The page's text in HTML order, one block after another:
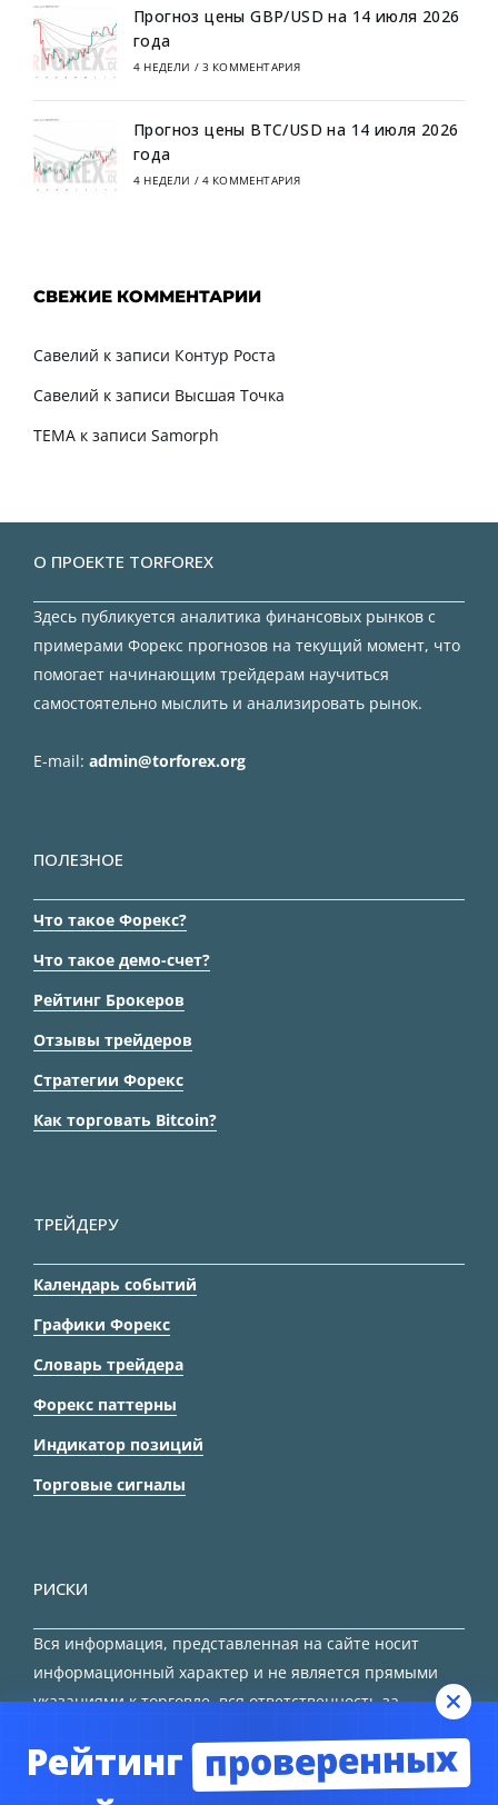
Прогноз цены GBP/USD на 14 июля 2026
года
4 НЕДЕЛИ / 3 КОММЕНТАРИЯ
Прогноз цены BTC/USD на 14 июля 2026
года
4 НЕДЕЛИ / 4 КОММЕНТАРИЯ
СВЕЖИЕ КОММЕНТАРИИ
Савелий к записи Контур Роста
Савелий к записи Высшая Точка
TEMA к записи Samorph
О ПРОЕКТЕ TORFOREX
Здесь публикуется аналитика финансовых рынков с
примерами Форекс прогнозов на текущий момент, что
помогает начинающим трейдерам научиться
самостоятельно мыслить и анализировать рынок.
E-mail: admin@torforex.org
ПОЛЕЗНОЕ
Что такое Форекс?
Что такое демо-счет?
Рейтинг Брокеров
Отзывы трейдеров
Стратегии Форекс
Как торговать Bitcoin?
ТРЕЙДЕРУ
Календарь событий
Графики Форекс
Словарь трейдера
Форекс паттерны
Индикатор позиций
Торговые сигналы
РИСКИ
Вся информация, представленная на сайте носит
информационный характер и не является прямыми
указаниями к торговле, вся ответственность за
Рейтинг проверенных